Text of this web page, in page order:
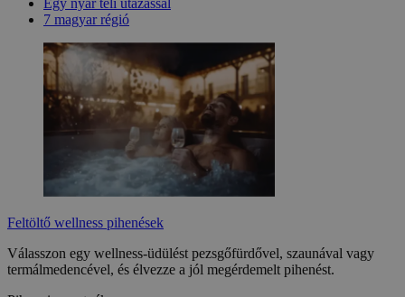
Egy nyár teli utazással
7 magyar régió
Feltöltő wellness pihenések
Válasszon egy wellness-üdülést pezsgőfürdővel, szaunával vagy
termálmedencével, és élvezze a jól megérdemelt pihenést.